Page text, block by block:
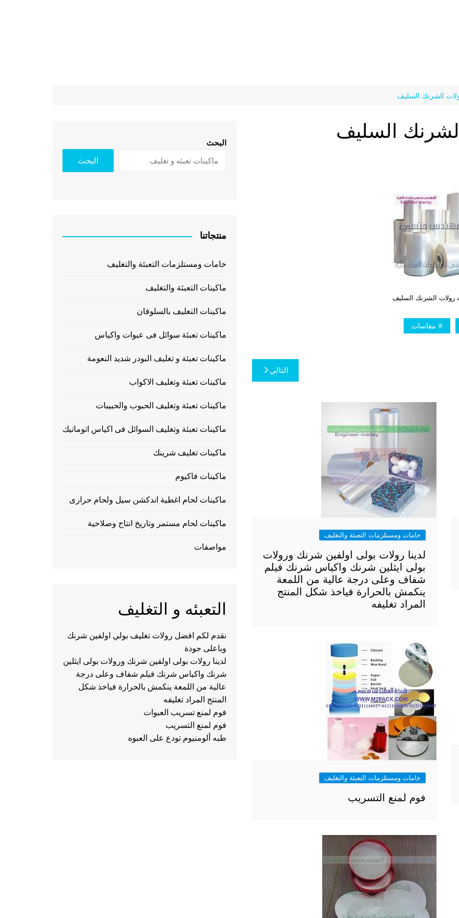
الشرنك السليف
السليف
رولات الشرنك السليف
مقاسات
التالي
خامات ومستلزمات التعبئة والتغليف
لدينا رولات بولى اولفين شرنك ورولات
بولى ايثلين شرنك واكياس شرنك فيلم
شفاف وعلى درجة عالية من اللمعة
ينكمش بالحرارة فياخذ شكل المنتج
المراد تغليفه
خامات ومستلزمات التعبئة والتغليف
فوم لمنع التسريب
البحث
البحث
منتجاتنا
خامات ومستلزمات التعبئة والتغليف
ماكينات التعبئة والتغليف
ماكينات التغليف بالسلوفان
ماكينات تعبئة سوائل فى عبوات واكياس
ماكينات تعبئة و تغليف البودر شديد النعومة
ماكينات تعبئة وتغليف الاكواب
ماكينات تعبئة وتغليف الحبوب والحبيبات
ماكينات تعبئة وتغليف السوائل فى اكياس اتوماتيك
ماكينات تغليف شرينك
ماكينات فاكيوم
ماكينات لحام اغطية اندكشن سيل ولحام حرارى
ماكينات لحام مستمر وتاريخ انتاج وصلاحية
مواصفات
التعبئه و التغليف
نقدم لكم افضل رولات تغليف بولي اولفين شرنك
وباعلى جودة
لدينا رولات بولى اولفين شرنك ورولات بولى ايثلين
شرنك واكياس شرنك فيلم شفاف وعلى درجة
عالية من اللمعة ينكمش بالحرارة فياخذ شكل
المنتج المراد تغليفه
فوم لمنع تسريب العبوات
فوم لمنع التسريب
طبه ألومنيوم تودع على العبوه